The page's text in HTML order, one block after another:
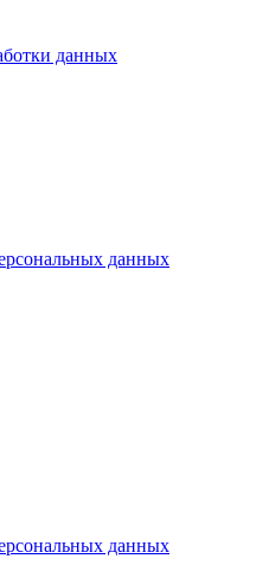
данных
данных
данных